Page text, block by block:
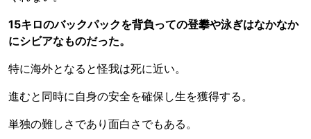
15キロのバックパックを背負っての登攀や泳ぎはなかなか
にシビアなものだった。
特に海外となると怪我は死に近い。
進むと同時に自身の安全を確保し生を獲得する。
単独の難しさであり面白さでもある。